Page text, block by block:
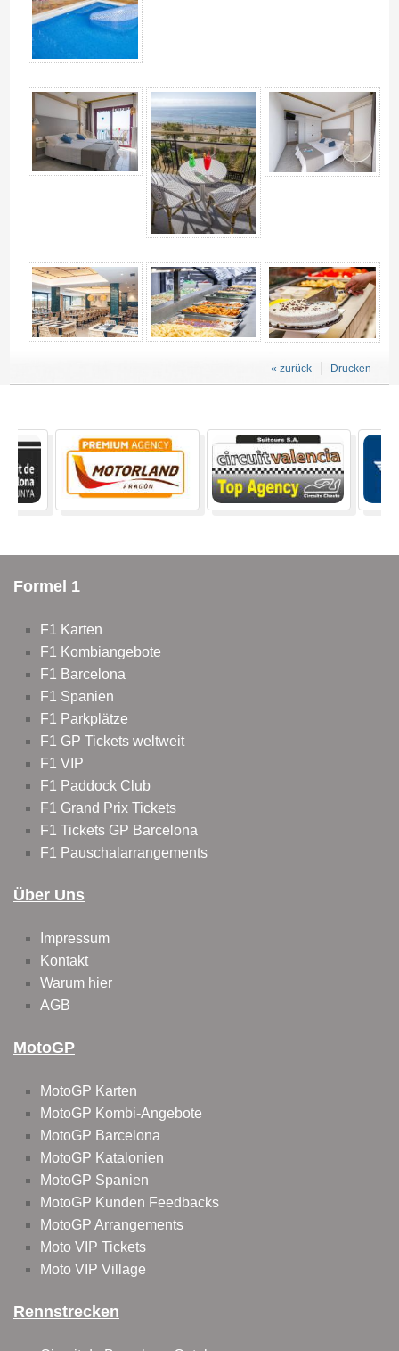
Drucken
« zurück
Formel 1
F1 Karten
F1 Kombiangebote
F1 Barcelona
F1 Spanien
F1 Parkplätze
F1 GP Tickets weltweit
F1 VIP
F1 Paddock Club
F1 Grand Prix Tickets
F1 Tickets GP Barcelona
F1 Pauschalarrangements
Über Uns
Impressum
Kontakt
Warum hier
AGB
MotoGP
MotoGP Karten
MotoGP Kombi-Angebote
MotoGP Barcelona
MotoGP Katalonien
MotoGP Spanien
MotoGP Kunden Feedbacks
MotoGP Arrangements
Moto VIP Tickets
Moto VIP Village
Rennstrecken